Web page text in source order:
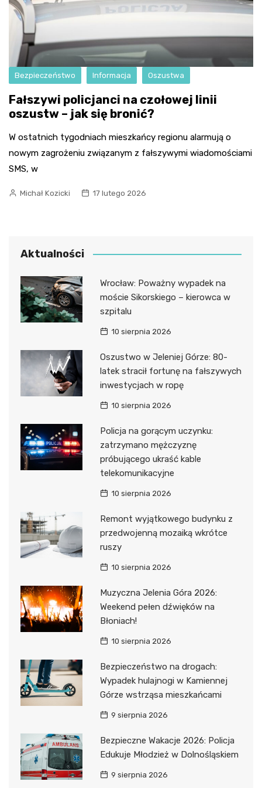
Bezpieczeństwo Informacja Oszustwa
Fałszywi policjanci na czołowej linii
oszustw – jak się bronić?
W ostatnich tygodniach mieszkańcy regionu alarmują o
nowym zagrożeniu związanym z fałszywymi wiadomościami
SMS, w
Michał Kozicki 17 lutego 2026
Aktualności
Wrocław: Poważny wypadek na
moście Sikorskiego – kierowca w
szpitalu
10 sierpnia 2026
Oszustwo w Jeleniej Górze: 80-
latek stracił fortunę na fałszywych
inwestycjach w ropę
10 sierpnia 2026
Policja na gorącym uczynku:
zatrzymano mężczyznę
próbującego ukraść kable
telekomunikacyjne
10 sierpnia 2026
Remont wyjątkowego budynku z
przedwojenną mozaiką wkrótce
ruszy
10 sierpnia 2026
Muzyczna Jelenia Góra 2026:
Weekend pełen dźwięków na
Błoniach!
10 sierpnia 2026
Bezpieczeństwo na drogach:
Wypadek hulajnogi w Kamiennej
Górze wstrząsa mieszkańcami
9 sierpnia 2026
Bezpieczne Wakacje 2026: Policja
Edukuje Młodzież w Dolnośląskiem
9 sierpnia 2026